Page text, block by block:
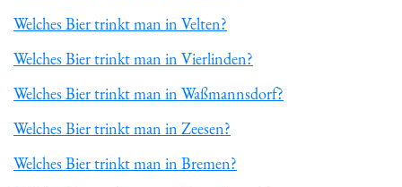
Welches Bier trinkt man in Velten?
Welches Bier trinkt man in Vierlinden?
Welches Bier trinkt man in Waßmannsdorf?
Welches Bier trinkt man in Zeesen?
Welches Bier trinkt man in Bremen?